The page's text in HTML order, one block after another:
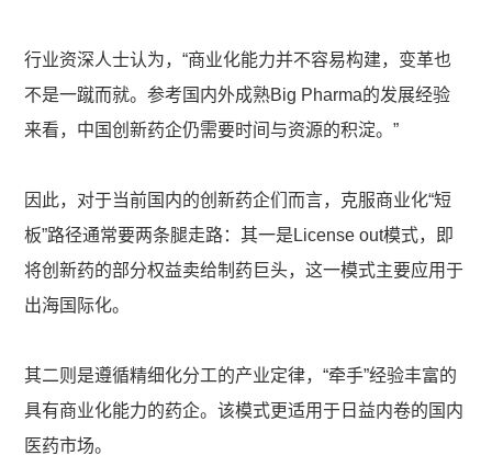
行业资深人士认为，“商业化能力并不容易构建，变革也
不是一蹴而就。参考国内外成熟Big Pharma的发展经验
来看，中国创新药企仍需要时间与资源的积淀。”
因此，对于当前国内的创新药企们而言，克服商业化“短
板”路径通常要两条腿走路：其一是License out模式，即
将创新药的部分权益卖给制药巨头，这一模式主要应用于
出海国际化。
其二则是遵循精细化分工的产业定律，“牵手”经验丰富的
具有商业化能力的药企。该模式更适用于日益内卷的国内
医药市场。